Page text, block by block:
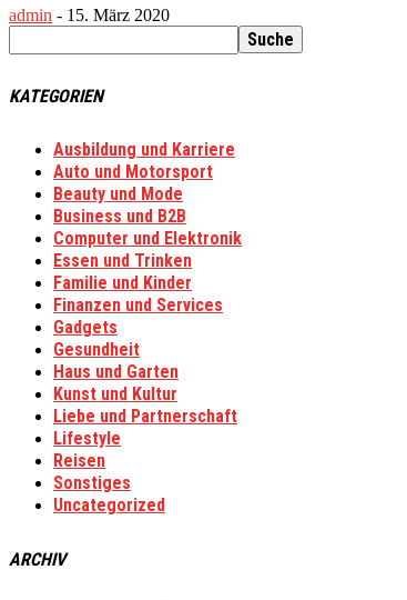
admin - 15. März 2020
KATEGORIEN
Ausbildung und Karriere
Auto und Motorsport
Beauty und Mode
Business und B2B
Computer und Elektronik
Essen und Trinken
Familie und Kinder
Finanzen und Services
Gadgets
Gesundheit
Haus und Garten
Kunst und Kultur
Liebe und Partnerschaft
Lifestyle
Reisen
Sonstiges
Uncategorized
ARCHIV